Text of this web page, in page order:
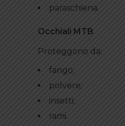
paraschiena.
Occhiali MTB
Proteggono da:
fango;
polvere;
insetti;
rami.